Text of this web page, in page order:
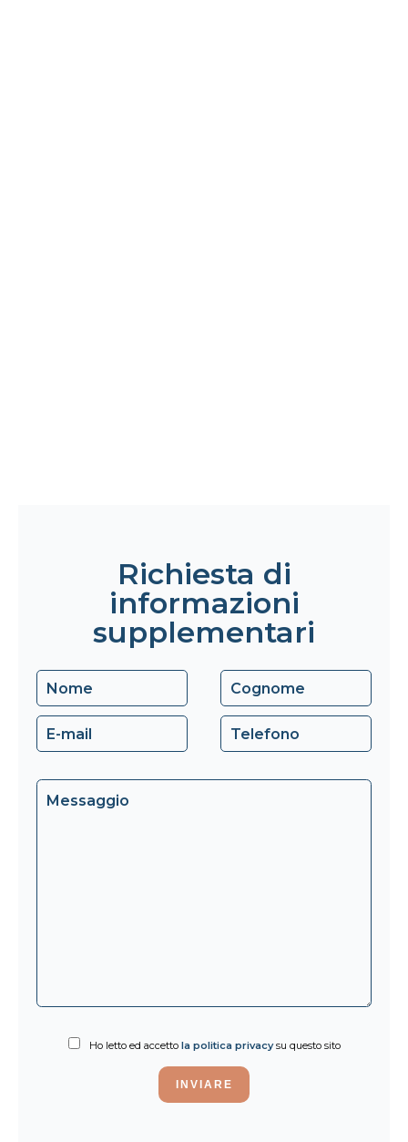
Richiesta di
informazioni
supplementari
Ho letto ed accetto la politica privacysu questo sito
INVIARE